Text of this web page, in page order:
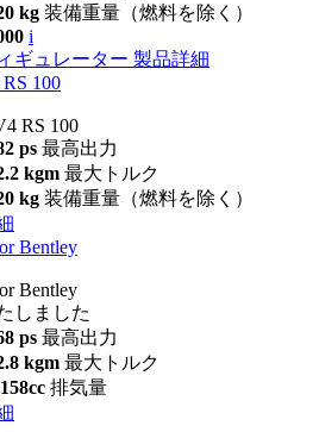
kg 装備重量（燃料を除く）
i
ギュレーター 製品詳細
100
RS 100
ps 最高出力
kgm 最大トルク
kg 装備重量（燃料を除く）
Bentley
Bentley
しました
ps 最高出力
kgm 最大トルク
排気量